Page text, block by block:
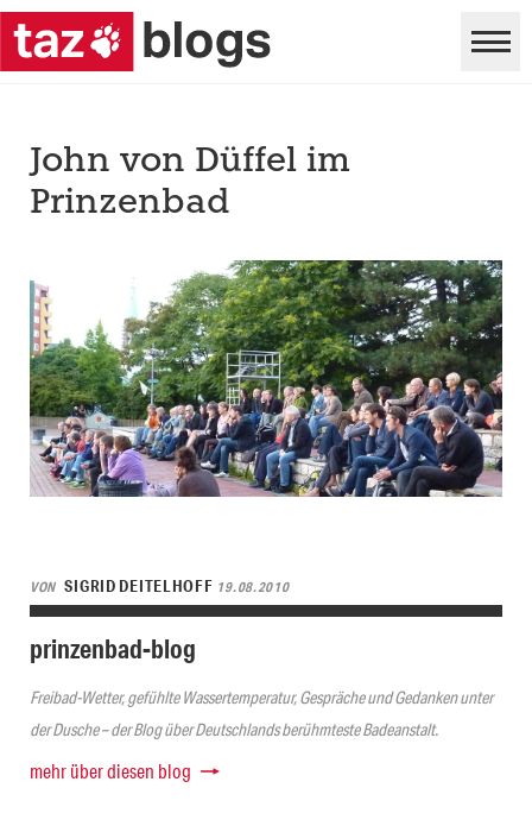
John von Düffel im
Prinzenbad
VON SIGRID DEITELHOFF 19.08.2010
prinzenbad-blog
Freibad-Wetter, gefühlte Wassertemperatur, Gespräche und Gedanken unter
der Dusche – der Blog über Deutschlands berühmteste Badeanstalt.
mehr über diesen blog